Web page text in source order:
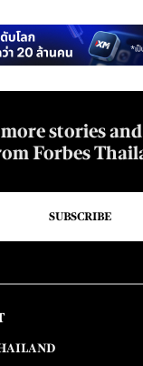
stories
Forbes
SUBSCRIBE